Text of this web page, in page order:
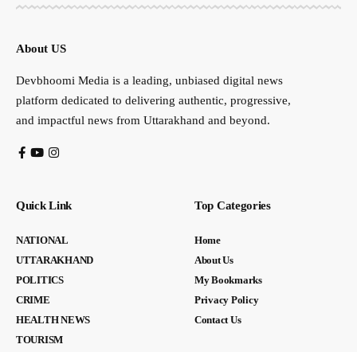
About US
Devbhoomi Media is a leading, unbiased digital news
platform dedicated to delivering authentic, progressive,
and impactful news from Uttarakhand and beyond.
Quick Link
NATIONAL
UTTARAKHAND
POLITICS
CRIME
HEALTH NEWS
TOURISM
Top Categories
Home
About Us
My Bookmarks
Privacy Policy
Contact Us